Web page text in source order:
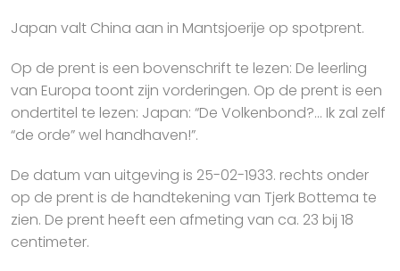
Japan valt China aan in Mantsjoerije op spotprent.
Op de prent is een bovenschrift te lezen: De leerling
van Europa toont zijn vorderingen. Op de prent is een
ondertitel te lezen: Japan: “De Volkenbond?… Ik zal zelf
“de orde” wel handhaven!”.
De datum van uitgeving is 25-02-1933. rechts onder
op de prent is de handtekening van Tjerk Bottema te
zien. De prent heeft een afmeting van ca. 23 bij 18
centimeter.